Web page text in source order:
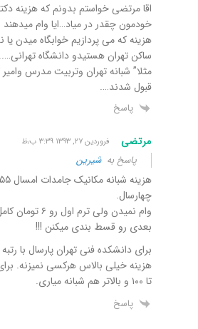
اقا مرتضی خواستم بدونم که هزینه
خودمون چقدر در میاد…ایا وام میدهند
هزینه که می پردازیم خوابگاه میدن
ساکن تهران هستیدو دانشگاه
مثلا” شبانه تهران وتربیت مدرس وامیر
قبول شدند….
پاسخ
مرتضی فروردین ۲۷, ۱۳۹۳ ۳:۳۹ ب٫ظ
پاسخ بهشیرین
چهارسال.
وام نمیدن ولی
بعدی رو قسط بندی میکنن !!!
هزینه خیلی بالاس هرکسی نمیزنه.
تا ۱۰۰ و بالاتر هم شبانه میاری.
پاسخ